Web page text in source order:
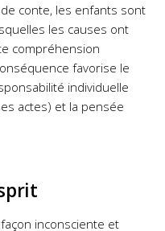
de conte, les enfants sont
les causes ont
compréhension
favorise le
individuelle
actes) et la pensée
inconsciente et